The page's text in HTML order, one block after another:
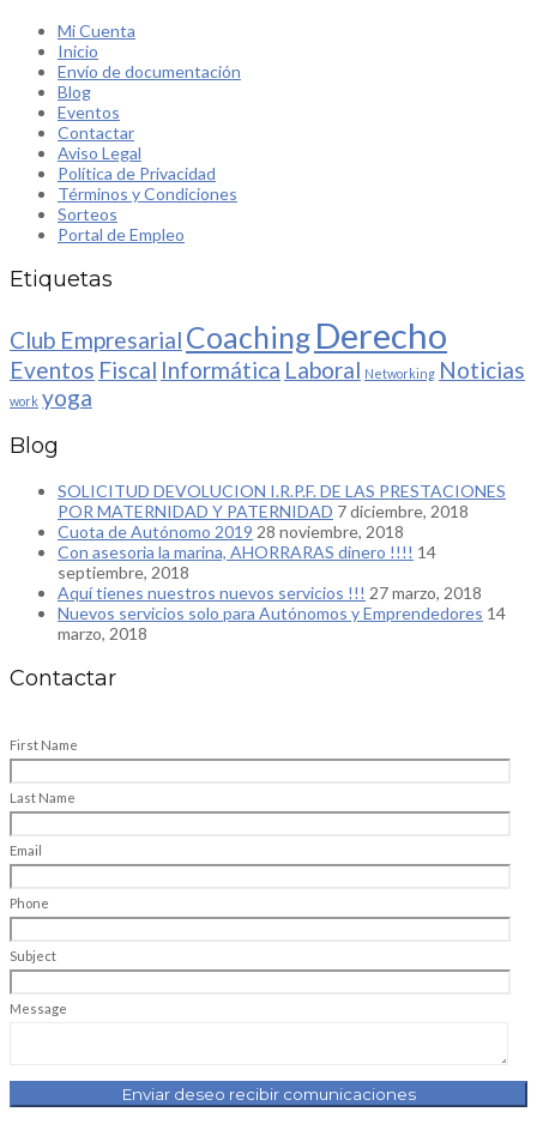
Mi Cuenta
Inicio
Envío de documentación
Blog
Eventos
Contactar
Aviso Legal
Política de Privacidad
Términos y Condiciones
Sorteos
Portal de Empleo
Etiquetas
Club Empresarial Coaching Derecho
Eventos Fiscal Informática Laboral Networking Noticias
work yoga
Blog
SOLICITUD DEVOLUCION I.R.P.F. DE LAS PRESTACIONES
POR MATERNIDAD Y PATERNIDAD 7 diciembre, 2018
Cuota de Autónomo 2019 28 noviembre, 2018
Con asesoria la marina, AHORRARAS dinero !!!! 14
septiembre, 2018
Aquí tienes nuestros nuevos servicios !!! 27 marzo, 2018
Nuevos servicios solo para Autónomos y Emprendedores 14
marzo, 2018
Contactar
First Name
Last Name
Email
Phone
Subject
Message